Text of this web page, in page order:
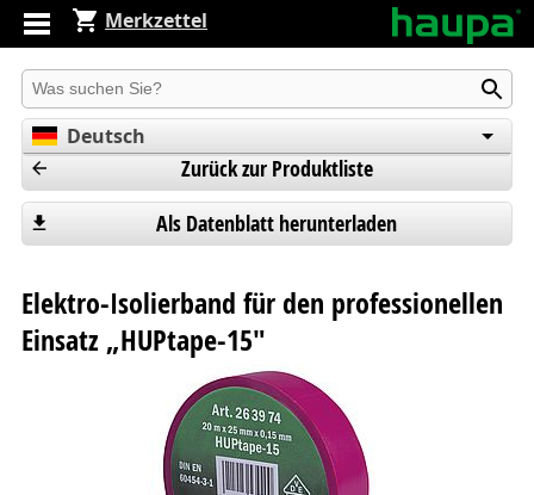
Merkzettel
Produkt suchen
Deutsch
Español
Zurück zur Produktliste
Als Datenblatt herunterladen
Elektro-Isolierband für den professionellen
Einsatz „HUPtape-15"